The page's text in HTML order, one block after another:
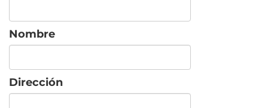
Nombre
Dirección